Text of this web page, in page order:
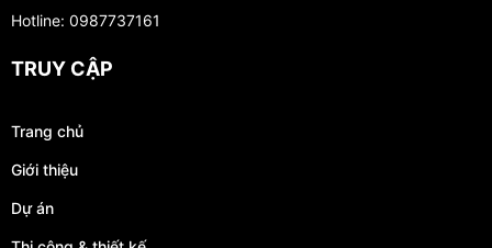
Hotline: 0987737161
TRUY CẬP
Trang chủ
Giới thiệu
Dự án